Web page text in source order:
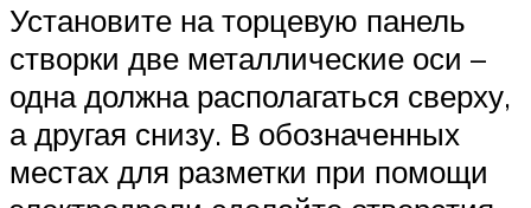
Установите на торцевую панель
створки две металлические оси –
одна должна располагаться сверху,
а другая снизу. В обозначенных
местах для разметки при помощи